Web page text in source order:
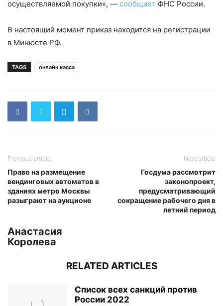
осуществляемой покупки», — сообщает ФНС России.
В настоящий момент приказ находится на регистрации
в Минюсте РФ.
TAGS онлайн касса
Previous article
Право на размещение
вендинговых автоматов в
зданиях метро Москвы
разыграют на аукционе
Next article
Госдума рассмотрит
законопроект,
предусматривающий
сокращение рабочего дня в
летний период
Анастасия
Королева
RELATED ARTICLES
Список всех санкций против
России 2022